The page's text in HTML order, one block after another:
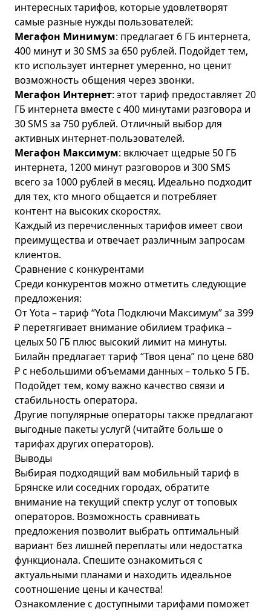
интересных тарифов, которые удовлетворят
самые разные нужды пользователей:
Мегафон Минимум: предлагает 6 ГБ интернета,
400 минут и 30 SMS за 650 рублей. Подойдет тем,
кто использует интернет умеренно, но ценит
возможность общения через звонки.
Мегафон Интернет: этот тариф предоставляет 20
ГБ интернета вместе с 400 минутами разговора и
30 SMS за 750 рублей. Отличный выбор для
активных интернет-пользователей.
Мегафон Максимум: включает щедрые 50 ГБ
интернета, 1200 минут разговоров и 300 SMS
всего за 1000 рублей в месяц. Идеально подходит
для тех, кто много общается и потребляет
контент на высоких скоростях.
Каждый из перечисленных тарифов имеет свои
преимущества и отвечает различным запросам
клиентов.
Сравнение с конкурентами
Среди конкурентов можно отметить следующие
предложения:
От Yota – тариф “Yota Подключи Максимум” за 399
₽ перетягивает внимание обилием трафика –
целых 50 ГБ плюс высокий лимит на минуты.
Билайн предлагает тариф “Твоя цена” по цене 680
₽ с небольшими объемами данных – только 5 ГБ.
Подойдет тем, кому важно качество связи и
стабильность оператора.
Другие популярные операторы также предлагают
выгодные пакеты услугй (читайте больше о
тарифах других операторов).
Выводы
Выбирая подходящий вам мобильный тариф в
Брянске или соседних городах, обратите
внимание на текущий спектр услуг от топовых
операторов. Возможность сравнивать
предложения позволит выбрать оптимальный
вариант без лишней переплаты или недостатка
функционала. Спешите ознакомиться с
актуальными планами и находить идеальное
соотношение цены и качества!
Ознакомление с доступными тарифами поможет